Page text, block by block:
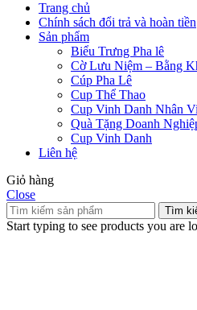
Trang chủ
Chính sách đổi trả và hoàn tiền
Sản phẩm
Biểu Trưng Pha lê
Cờ Lưu Niệm – Bằng
Cúp Pha Lê
Cup Thể Thao
Cup Vinh Danh Nhân
Quà Tặng Doanh
Cup Vinh Danh
Liên hệ
Giỏ hàng
Close
Tìm
Start typing to see products you are